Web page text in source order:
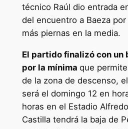
técnico Raúl dio entrada
del encuentro a Baeza
más piernas en la media.
El partido finalizó con un
por la mínima que
de la zona de descenso,
será el domingo 12 en
horas en el Estadio
Castilla tendrá la baja de